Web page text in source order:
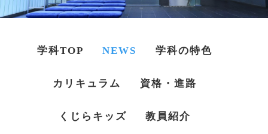
学科TOP NEWS 学科の特色
カリキュラム 資格・進路
くじらキッズ 教員紹介